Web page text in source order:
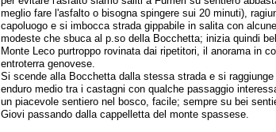
meglio fare l'asfalto o bisogna spingere sui 20 minuti),
capoluogo e si imbocca strada gippabile in salita con
modeste che sbuca al p.so della Bocchetta; inizia quindi
Monte Leco purtroppo rovinata dai ripetitori, il anorama in
entroterra genovese.
Si scende alla Bocchetta dalla stessa strada e si
enduro medio tra i castagni con qualche passaggio
un piacevole sentiero nel bosco, facile; sempre su bei
Giovi passando dalla cappelletta del monte spassese.